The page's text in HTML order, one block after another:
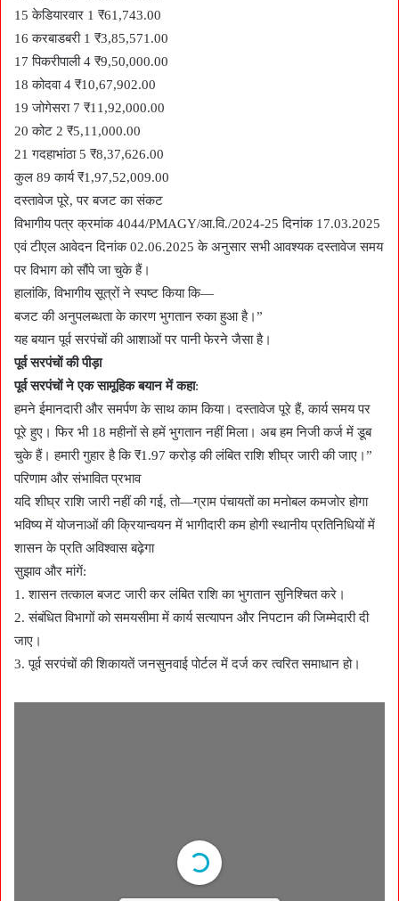
15 केडियारवार 1 ₹61,743.00
16 करबाडबरी 1 ₹3,85,571.00
17 पिकरीपाली 4 ₹9,50,000.00
18 कोदवा 4 ₹10,67,902.00
19 जोगेसरा 7 ₹11,92,000.00
20 कोट 2 ₹5,11,000.00
21 गदहाभांठा 5 ₹8,37,626.00
कुल 89 कार्य ₹1,97,52,009.00
दस्तावेज पूरे, पर बजट का संकट
विभागीय पत्र क्रमांक 4044/PMAGY/आ.वि./2024-25 दिनांक 17.03.2025
एवं टीएल आवेदन दिनांक 02.06.2025 के अनुसार सभी आवश्यक दस्तावेज समय
पर विभाग को सौंपे जा चुके हैं।
हालांकि, विभागीय सूत्रों ने स्पष्ट किया कि—
बजट की अनुपलब्धता के कारण भुगतान रुका हुआ है।”
यह बयान पूर्व सरपंचों की आशाओं पर पानी फेरने जैसा है।
पूर्व सरपंचों की पीड़ा
पूर्व सरपंचों ने एक सामूहिक बयान में कहा:
हमने ईमानदारी और समर्पण के साथ काम किया। दस्तावेज पूरे हैं, कार्य समय पर
पूरे हुए। फिर भी 18 महीनों से हमें भुगतान नहीं मिला। अब हम निजी कर्ज में डूब
चुके हैं। हमारी गुहार है कि ₹1.97 करोड़ की लंबित राशि शीघ्र जारी की जाए।”
परिणाम और संभावित प्रभाव
यदि शीघ्र राशि जारी नहीं की गई, तो—ग्राम पंचायतों का मनोबल कमजोर होगा
भविष्य में योजनाओं की क्रियान्वयन में भागीदारी कम होगी स्थानीय प्रतिनिधियों में
शासन के प्रति अविश्वास बढ़ेगा
सुझाव और मांगें:
1. शासन तत्काल बजट जारी कर लंबित राशि का भुगतान सुनिश्चित करे।
2. संबंधित विभागों को समयसीमा में कार्य सत्यापन और निपटान की जिम्मेदारी दी
जाए।
3. पूर्व सरपंचों की शिकायतें जनसुनवाई पोर्टल में दर्ज कर त्वरित समाधान हो।